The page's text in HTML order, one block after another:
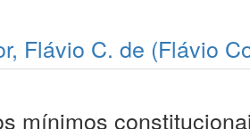
Flávio C. de (Flávio
mínimos